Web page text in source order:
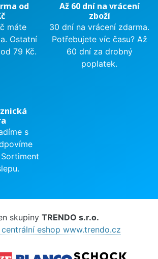
od
máte
Ostatní
79 Kč.
Až 60 dní na vrácení
zboží
30 dní na vrácení zdarma.
Potřebujete víc času? Až
60 dní za drobný
poplatek.
s
skupiny TRENDO s.r.o.
eshop www.trendo.cz